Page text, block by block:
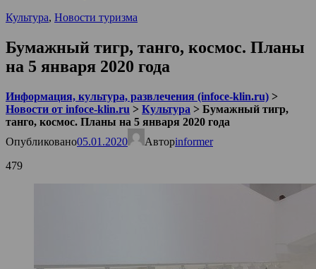
Культура, Новости туризма
Бумажный тигр, танго, космос. Планы
на 5 января 2020 года
Информация, культура, развлечения (infoce-klin.ru) >
Новости от infoce-klin.ru > Культура > Бумажный тигр,
танго, космос. Планы на 5 января 2020 года
Опубликовано05.01.2020 Авторinformer
479